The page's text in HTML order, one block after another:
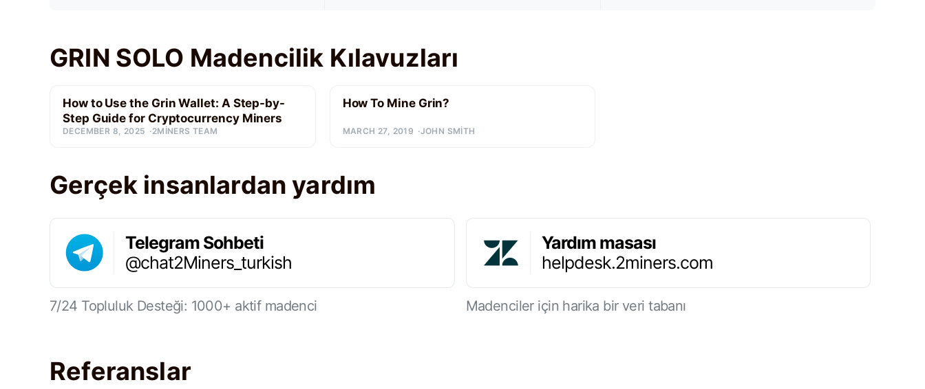
GRIN SOLO Madencilik Kılavuzları
How to Use the Grin Wallet: A Step-by-
Step Guide for Cryptocurrency Miners
DECEMBER 8, 2025 2MINERS TEAM
How To Mine Grin?
MARCH 27, 2019 JOHN SMITH
Gerçek insanlardan yardım
Telegram Sohbeti
@chat2Miners_turkish
7/24 Topluluk Desteği: 1000+ aktif madenci
Yardım masası
helpdesk.2miners.com
Madenciler için harika bir veri tabanı
Referanslar